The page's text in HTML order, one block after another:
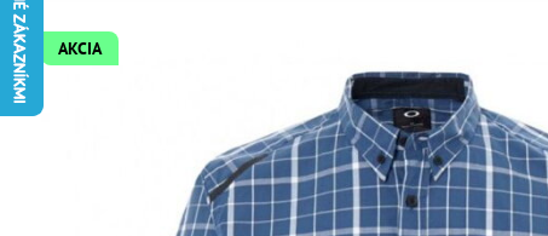
AKCIA